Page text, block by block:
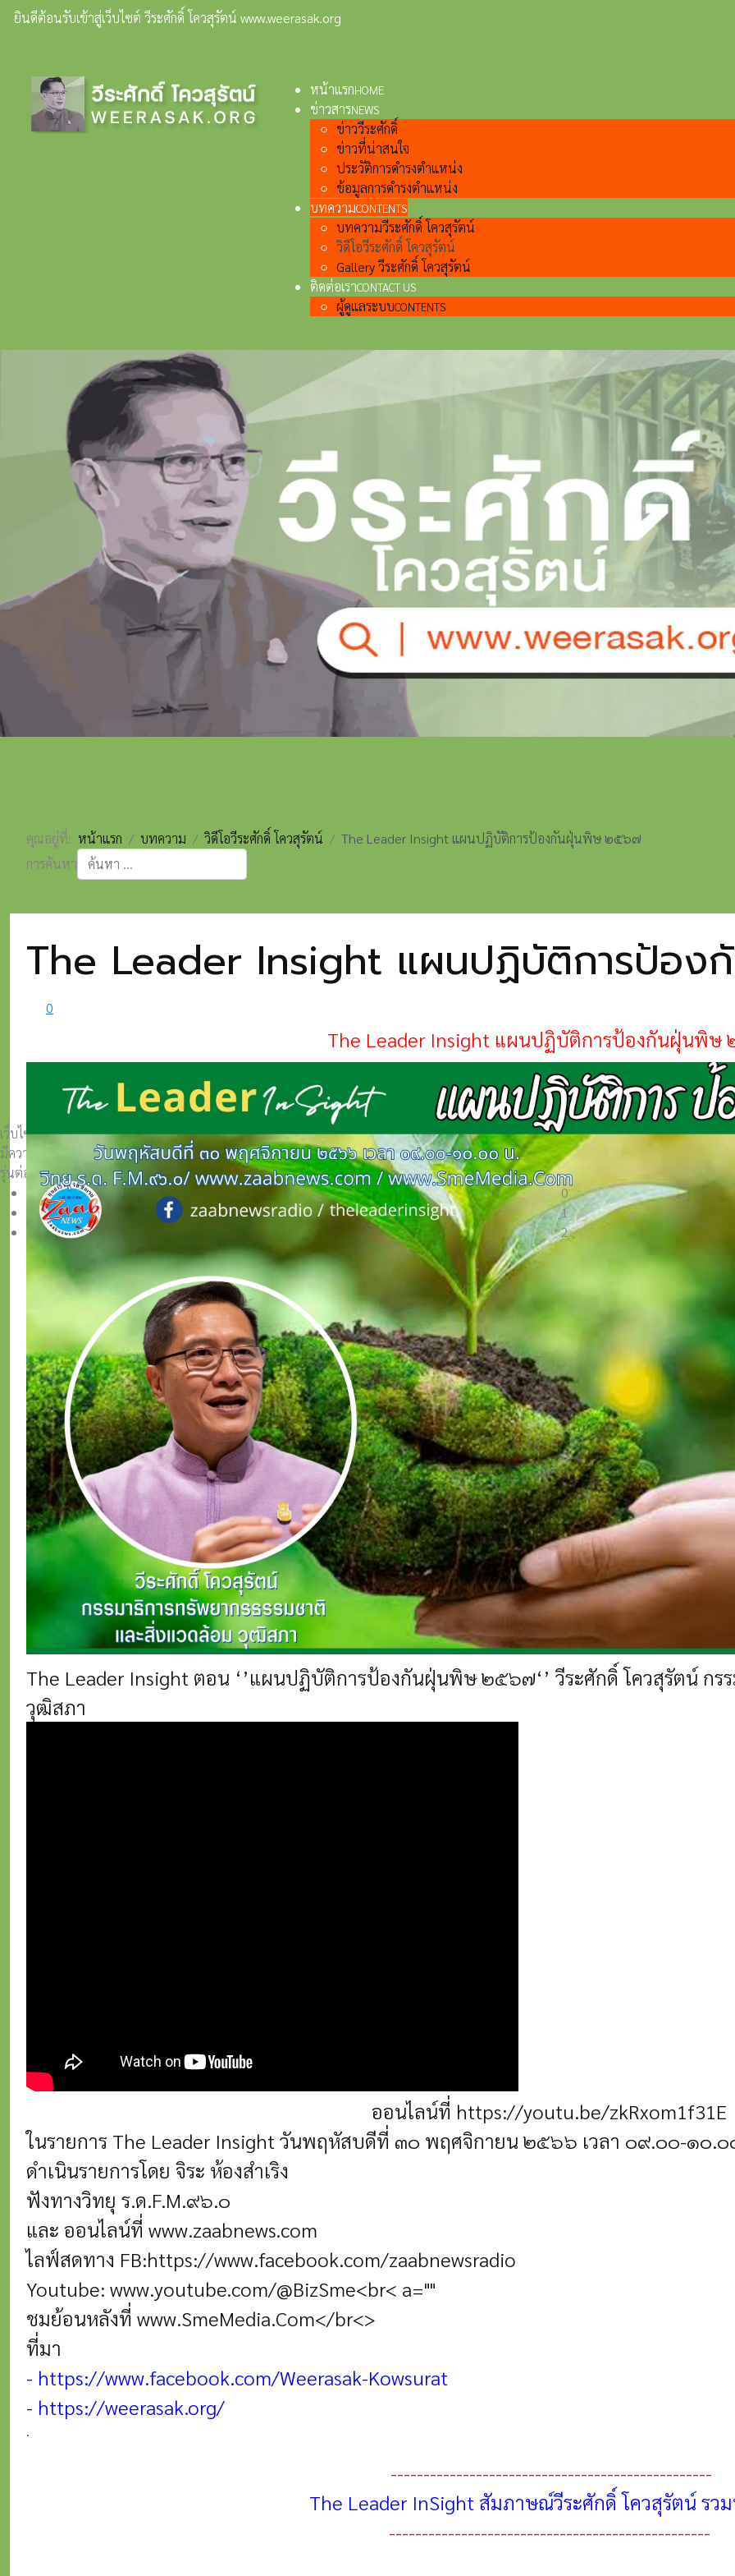
ยินดีต้อนรับเข้าสู่เว็บไซต์ วีระศักดิ์ โควสุรัตน์ www.weerasak.org
หน้าแรกHOME
ข่าวสารNEWS
ข่าววีระศักดิ์
ข่าวที่น่าสนใจ
ประวัติการดำรงตำแหน่ง
ข้อมูลการดำรงตำแหน่ง
บทความCONTENTS
บทความวีระศักดิ์ โควสุรัตน์
วิดีโอวีระศักดิ์ โควสุรัตน์
Gallery วีระศักดิ์ โควสุรัตน์
ติดต่อเราCONTACT US
ผู้ดูแลระบบCONTENTS
เว็บไซต์วีระศักดิ์ โควสุรัตน์ www.weerasak.org
มีความมุ่งมั่นเเละตั้งใจในการเผยแพร่เรื่องราวความรู้ความเข้าใจในการสร้างสรรค์สังคมด้วย การพัฒนาด้านเศรษฐกิจสังคมกฎหมายและการปก
รุ่นต่อ ๆ ไป
0
1
2
คุณอยู่ที่: หน้าแรก บทความ วิดีโอวีระศักดิ์ โควสุรัตน์
The Leader Insight แผนปฏิบัติการป้องกันฝุ่นพิษ ๒๕๖๗
การค้นหา
The Leader Insight แผนปฏิบัติการป้อ
0
The Leader Insight แผนปฏิบัติการป้องกันฝุ่นพิษ
The Leader Insight ตอน ‘’แผนปฏิบัติการป้องกันฝุ่นพิษ ๒๕๖๗‘’ วีระศักดิ์ โควสุรัตน์ ก
วุฒิสภา
ออนไลน์ที่ https://youtu.be/zkRxom1f31E
ในรายการ The Leader Insight วันพฤหัสบดีที่ ๓๐ พฤศจิกายน ๒๕๖๖ เวลา ๐๙.๐๐-๑๐.
ดำเนินรายการโดย จิระ ห้องสำเริง
ฟังทางวิทยุ ร.ด.F.M.๙๖.๐
และ ออนไลน์ที่ www.zaabnews.com
ไลฟ์สดทาง FB:https://www.facebook.com/zaabnewsradio
Youtube: www.youtube.com/@BizSme<br< a=""
ชมย้อนหลังที่ www.SmeMedia.Com</br<>
ที่มา
- https://www.facebook.com/Weerasak-Kowsurat
- https://weerasak.org/
.
-------------------------------------------------
The Leader InSight สัมภาษณ์วีระศักดิ์ โควสุรัตน์ รว
-------------------------------------------------